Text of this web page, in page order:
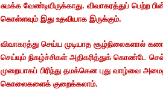
சுமக்க வேண்டியிருக்காது. விவாகரத்துப்
கொள்ளவும் இது உதவியாக இருக்கும்.
விவாகரத்து செய்ய முடியாத சூழ்நிலைகளால்
செய்யும் நிகழ்ச்சிகள் அதிகரித்துக் கொண்டே
முறையாகப் பிரிந்து தமக்கென புது வாழ்வை
கொலைகளைக் குறைக்கலாம்.